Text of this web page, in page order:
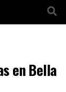
en Bella